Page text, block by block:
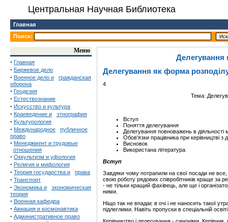
Центральная Научная Библиотека
Главная
Поиск:
Меню
· Главная
· Биржевое дело
· Военное дело и
гражданская
оборона
· Геодезия
· Естествознание
· Искусство и культура
· Краеведение и этнография
· Культурология
· Международное
публичное
право
· Менеджмент и трудовые
отношения
· Оккультизм и уфология
· Религия и мифология
· Теория государства и права
· Транспорт
· Экономика и
экономическая
теория
· Военная кафедра
· Авиация и космонавтика
· Административное право
Делегування
Делегування як форма
4
Тема:
Вступ
Поняття делегування
Делегування повноважень в діяльності
Обов'язки працівника при керівництві з
Висновок
Використана література
Вступ
Завдяки чому потрапили на свої посади не
свою роботу рядових співробітників краще за
- не тільки кращий фахівець, але ще і
ними.
Ніщо так не впадає в очі і не наносить такої
підлеглими. Навіть пропуски в спеціальній